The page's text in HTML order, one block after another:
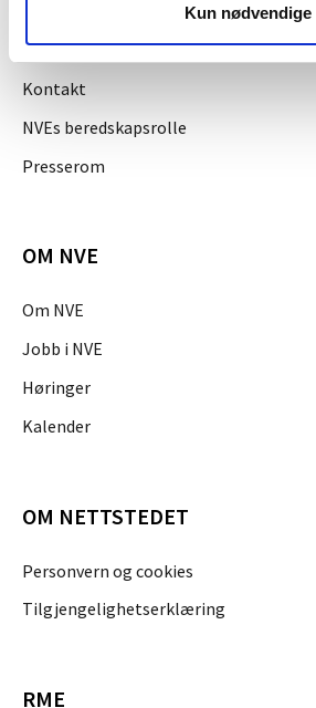
Kun nødvendige
Kontakt
NVEs beredskapsrolle
Presserom
OM NVE
Om NVE
Jobb i NVE
Høringer
Kalender
OM NETTSTEDET
Personvern og cookies
Tilgjengelighetserklæring
RME